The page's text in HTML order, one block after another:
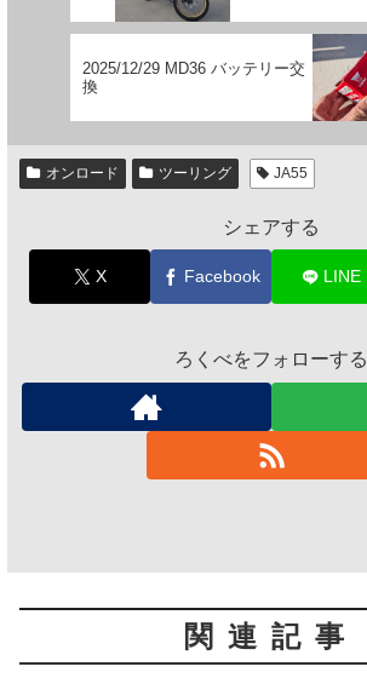
2025/12/29 MD36 バッテリー交
換
オンロード ツーリング JA55
シェアする
X Facebook LINE
ろくべをフォローする
関連記事